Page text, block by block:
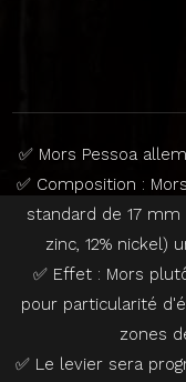
✅ Mors Pessoa
✅ Composition :
standard de 17 mm
zinc, 12% nickel)
✅ Effet : Mors
pour particularité
zones
✅ Le levier sera